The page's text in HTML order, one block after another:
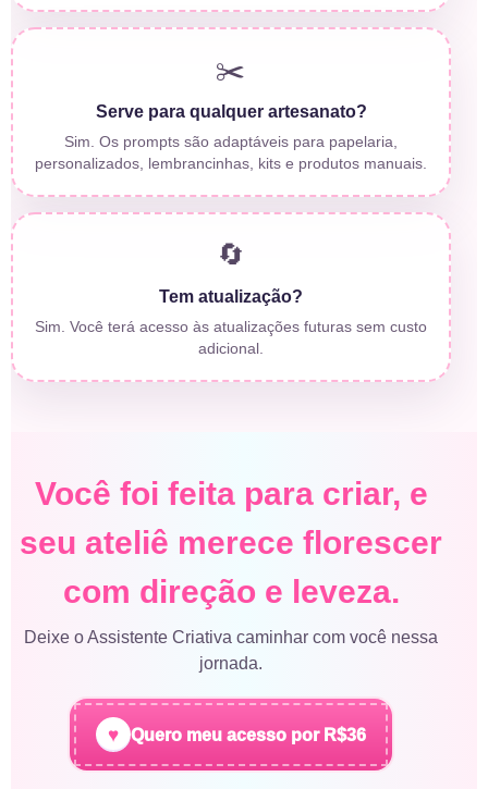
✂️
Serve para qualquer artesanato?
Sim. Os prompts são adaptáveis para papelaria,
personalizados, lembrancinhas, kits e produtos manuais.
🔄
Tem atualização?
Sim. Você terá acesso às atualizações futuras sem custo
adicional.
Você foi feita para criar, e
seu ateliê merece florescer
com direção e leveza.
Deixe o Assistente Criativa caminhar com você nessa
jornada.
♥ Quero meu acesso por R$36